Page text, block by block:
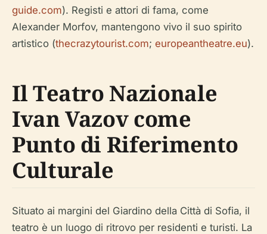
guide.com). Registi e attori di fama, come
Alexander Morfov, mantengono vivo il suo spirito
artistico (thecrazytourist.com; europeantheatre.eu).
Il Teatro Nazionale
Ivan Vazov come
Punto di Riferimento
Culturale
Situato ai margini del Giardino della Città di Sofia, il
teatro è un luogo di ritrovo per residenti e turisti. La